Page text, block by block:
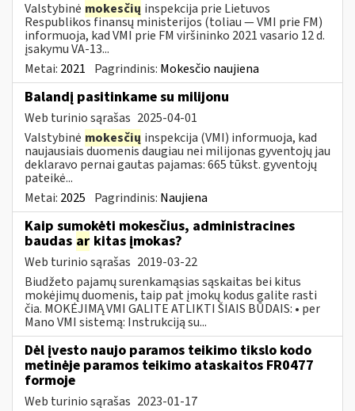
Valstybinė mokesčių inspekcija prie Lietuvos
Respublikos finansų ministerijos (toliau ― VMI prie FM)
informuoja, kad VMI prie FM viršininko 2021 vasario 12 d.
įsakymu VA-13...
Metai: 2021 Pagrindinis: Mokesčio naujiena
Balandį pasitinkame su milijonu
Web turinio sąrašas 2025-04-01
Valstybinė mokesčių inspekcija (VMI) informuoja, kad
naujausiais duomenis daugiau nei milijonas gyventojų jau
deklaravo pernai gautas pajamas: 665 tūkst. gyventojų
pateikė...
Metai: 2025 Pagrindinis: Naujiena
Kaip sumokėti mokesčius, administracines
baudas ar kitas įmokas?
Web turinio sąrašas 2019-03-22
Biudžeto pajamų surenkamąsias sąskaitas bei kitus
mokėjimų duomenis, taip pat įmokų kodus galite rasti
čia. MOKĖJIMĄ VMI GALITE ATLIKTI ŠIAIS BŪDAIS: • per
Mano VMI sistemą: Instrukciją su...
Dėl įvesto naujo paramos teikimo tikslo kodo
metinėje paramos teikimo ataskaitos FR0477
formoje
Web turinio sąrašas 2023-01-17